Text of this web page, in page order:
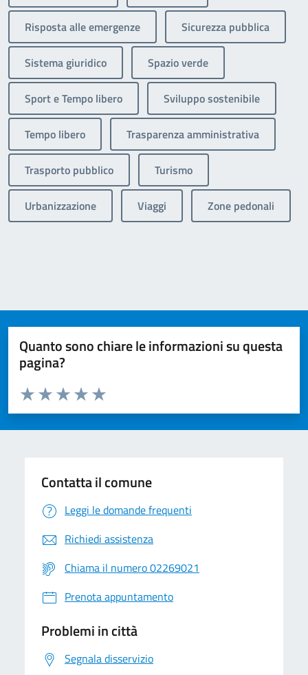
Risposta alle emergenze Sicurezza pubblica
Sistema giuridico Spazio verde
Sport e Tempo libero Sviluppo sostenibile
Tempo libero Trasparenza amministrativa
Trasporto pubblico Turismo
Urbanizzazione Viaggi Zone pedonali
Quanto sono chiare le informazioni su questa
pagina?
Valuta da 1 a 5 stelle la pagina
Valuta 5 stelle su 5
Valuta 4 stelle su 5
Valuta 3 stelle su 5
Valuta 2 stelle su 5
Valuta 1 stelle su 5
Contatta il comune
Leggi le domande frequenti
Richiedi assistenza
Chiama il numero 02269021
Prenota appuntamento
Problemi in città
Segnala disservizio